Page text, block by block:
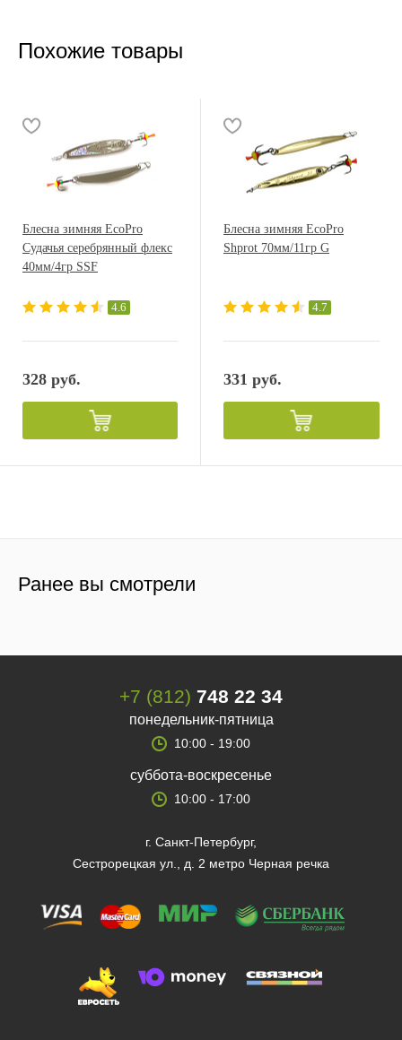
Похожие товары
Блесна зимняя EcoPro
Судачья серебрянный флекс
40мм/4гр SSF
4.6
328 руб.
Блесна зимняя EcoPro
Shprot 70мм/11гр G
4.7
331 руб.
Ранее вы смотрели
+7 (812) 748 22 34
понедельник-пятница
10:00 - 19:00
суббота-воскресенье
10:00 - 17:00
г. Санкт-Петербург,
Сестрорецкая ул., д. 2 метро Черная речка